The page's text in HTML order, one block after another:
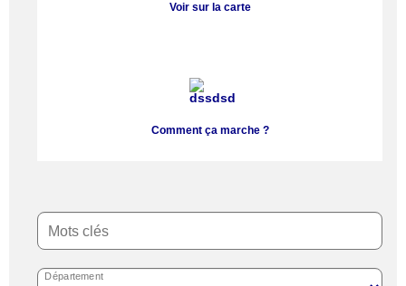
Voir sur la carte
Comment ça marche ?
Mots clés
Département